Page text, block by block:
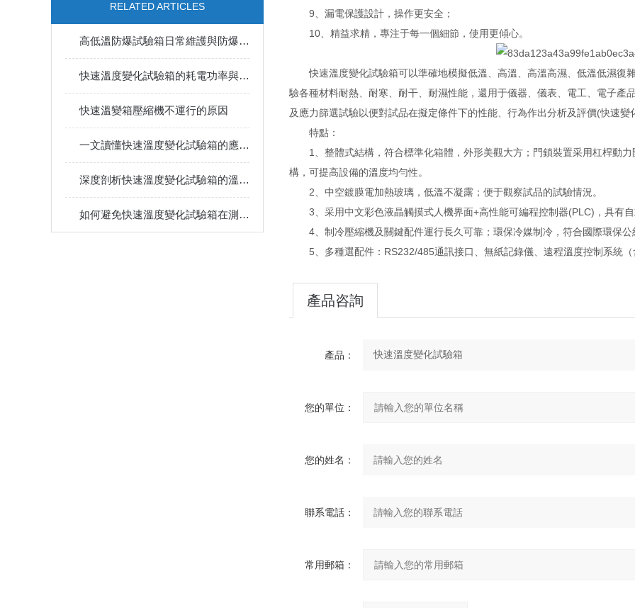
RELATED ARTICLES
高低溫防爆試驗箱日常維護與防爆部件檢修規范
快速溫度變化試驗箱的耗電功率與配電安裝要求
快速溫變箱壓縮機不運行的原因
一文讀懂快速溫度變化試驗箱的應用領域
深度剖析快速溫度變化試驗箱的溫度控制技術要點
如何避免快速溫度變化試驗箱在測試過程中出現溫度波動？
9、漏電保護設計，操作更安全；
10、精益求精，專注于每一個細節，使用更傾心。
快速溫度變化試驗箱可以準確地模擬低溫、高溫、高溫高濕、低溫低濕復
驗各種材料耐熱、耐寒、耐干、耐濕性能，還用于儀器、儀表、電工、電子產
及應力篩選試驗以便對試品在擬定條件下的性能、行為作出分析及評價(快速變
特點：
1、整體式結構，符合標準化箱體，外形美觀大方；門鎖裝置采用杠桿動力
構，可提高設備的溫度均勻性。
2、中空鍍膜電加熱玻璃，低溫不凝露；便于觀察試品的試驗情況。
3、采用中文彩色液晶觸摸式人機界面+高性能可編程控制器(PLC)，具有
4、制冷壓縮機及關鍵配件運行長久可靠；環保冷媒制冷，符合國際環保公
5、多種選配件：RS232/485通訊接口、無紙記錄儀、遠程溫度控制系統（
產品咨詢
產品：
您的單位：
您的姓名：
聯系電話：
常用郵箱：